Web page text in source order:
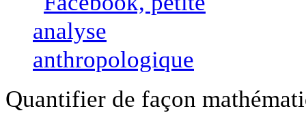
Quantifier de façon